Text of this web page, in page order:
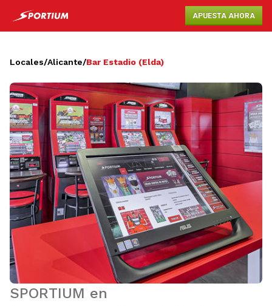
APUESTA AHORA
Locales/Alicante/Bar Estadio (Elda)
SPORTIUM en